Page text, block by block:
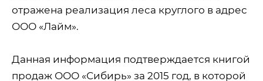
отражена реализация леса круглого в адрес
ООО «Лайм».
Данная информация подтверждается книгой
продаж ООО «Сибирь» за 2015 год, в которой